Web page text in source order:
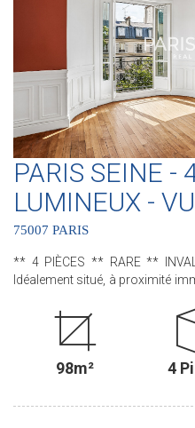
(ACHAT - VENTE -
ÉVALUATION OFFERTE SOUS 24
PARIS SEINE -
LUMINEUX -
75007 PARIS
** 4 PIÈCES ** RARE **
Idéalement situé, à proximité
appartement situé au sein d'un
de son époque avec son
beaux volumes. Situé au quatrième étage avec ascenseur, donnant
m² loi Carrez se compose de
98m² 4